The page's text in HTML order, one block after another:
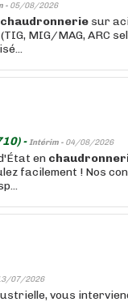
- 05/08/2026
chaudronnerie sur
MIG/MAG, ARC
-Intérim - 04/08/2026
en
facilement ! Nos
07/2026
vous